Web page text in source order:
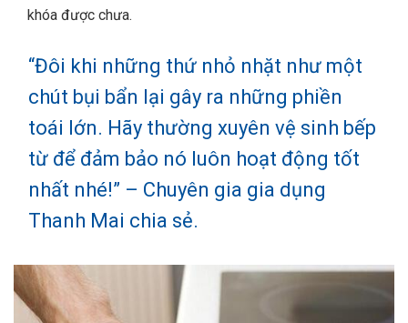
khóa được chưa.
“Đôi khi những thứ nhỏ nhặt như một
chút bụi bẩn lại gây ra những phiền
toái lớn. Hãy thường xuyên vệ sinh bếp
từ để đảm bảo nó luôn hoạt động tốt
nhất nhé!” – Chuyên gia gia dụng
Thanh Mai chia sẻ.